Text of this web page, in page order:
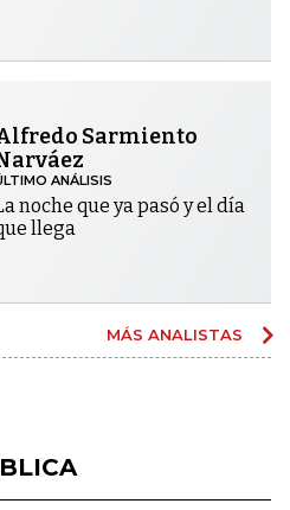
Sarmiento
ANÁLISIS
noche que ya pasó y el día
llega
MÁS ANALISTAS